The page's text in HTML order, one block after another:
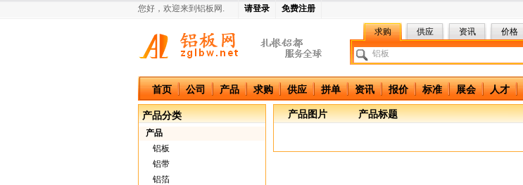
您好，欢迎来到铝板网. 请登录 免费注册
中国铝板网
求购 供应 资讯 价格
首页 公司 产品 求购 供应 拼单 资讯 报价 标准 展会 人才
产品分类
产品
铝板
铝带
铝箔
产品图片 产品标题